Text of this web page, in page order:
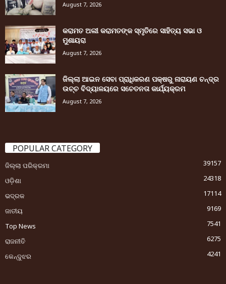
August 7, 2026
କରାମତ ଅଲୀ କରାମତଙ୍କ ସ୍ମୃତିରେ ସାହିତ୍ୟ ସଭା ଓ
ମୁଶାୟରା
August 7, 2026
ଜିଲ୍ଲା ଆଇନ ସେବା ପ୍ରାଧିକରଣ ପକ୍ଷରୁ ନାରାୟଣ ଚନ୍ଦ୍ର
ଉଚ୍ଚ ବିଦ୍ୟାଳୟରେ ସଚେତନତା କାର୍ଯ୍ୟକ୍ରମ
August 7, 2026
POPULAR CATEGORY
ଜିଲ୍ଲା ପରିକ୍ରମା
39157
ଓଡ଼ିଶା
24318
ଭଦ୍ରକ
17114
ଜାତୀୟ
9169
Top News
7541
ରାଜନୀତି
6275
କେନ୍ଦୁଝର
4241